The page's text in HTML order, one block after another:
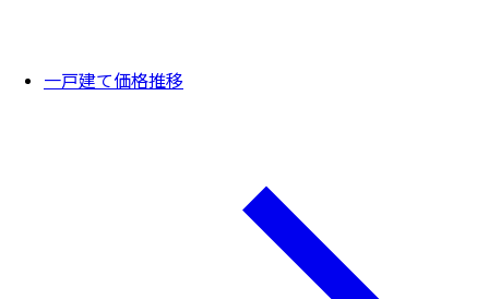
一戸建て価格推移